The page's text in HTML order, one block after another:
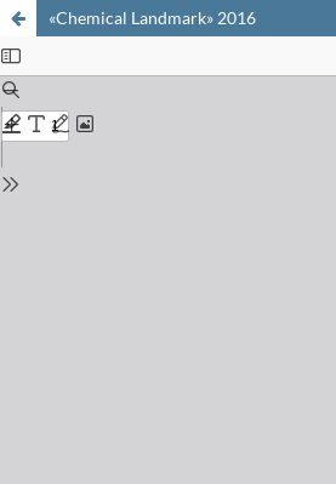
«Chemical Landmark» 2016